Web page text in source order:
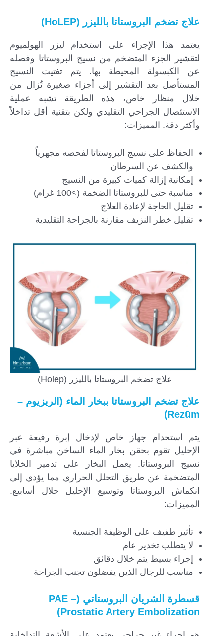
علاج تضخم البروستاتا بالليزر (HoLEP)
يعتمد هذا الإجراء على استخدام ليزر الهولميوم
لتقشير الجزء المتضخم من نسيج البروستاتا وفصله
عن الكبسولة المحيطة بها. يتم تفتيت النسيج
المستأصل بعد التقشير إلى أجزاء صغيرة تُزال من
خلال منظار خاص، هذه الطريقة تشبه عملية
الاستئصال الجراحي التقليدي ولكن بتقنية أقل تداخلاً
وأكثر دقة. المميزات:
الحفاظ على نسيج البروستاتا لفحصه مجهرياً
والكشف عن السرطان
إمكانية إزالة كميات كبيرة من النسيج
مناسبة حتى للبروستاتا الضخمة (>100 غرام)
تقليل الحاجة لإعادة العلاج
تقليل خطر النزيف مقارنة بالجراحة التقليدية
علاج تضخم البروستاتا بالليزر (Holep)
علاج تضخم البروستاتا ببخار الماء (الريزيوم –
Rezūm)
يتم استخدام جهاز خاص لإدخال إبرة رفيعة عبر
الإحليل تقوم بحقن بخار الماء الساخن مباشرة في
نسيج البروستاتا. يعمل البخار على تدمير الخلايا
المتضخمة عن طريق التحلل الحراري مما يؤدي إلى
انكماش البروستاتا وتوسيع الإحليل خلال أسابيع.
المميزات:
تأثير طفيف على الوظيفة الجنسية
لا يتطلب تخدير عام
إجراء بسيط يتم خلال دقائق
مناسب للرجال الذين يفضلون تجنب الجراحة
قسطرة الشريان البروستاتي (PAE –
Prostatic Artery Embolization)